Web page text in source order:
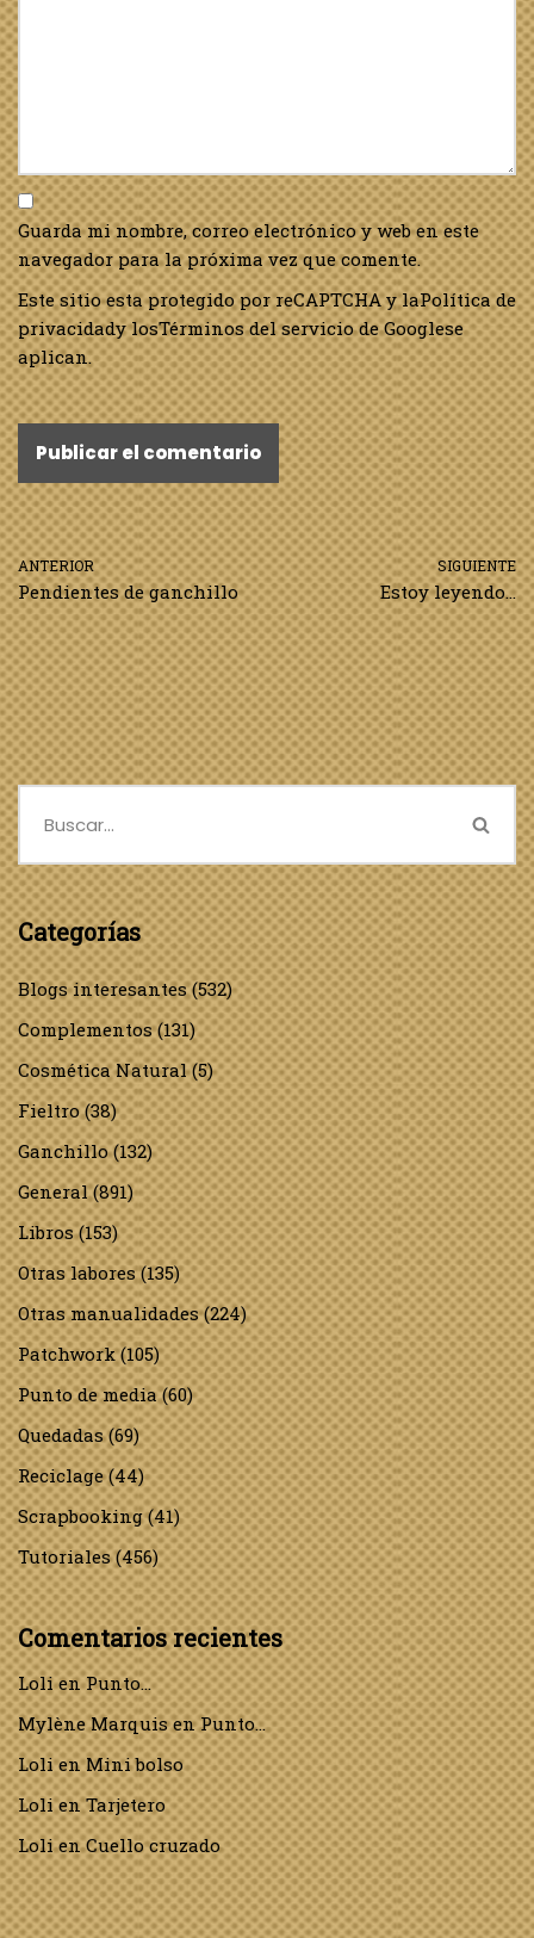
Guarda mi nombre, correo electrónico y web en este
navegador para la próxima vez que comente.
Este sitio esta protegido por reCAPTCHA y laPolítica de
privacidady losTérminos del servicio de Googlese
aplican.
ANTERIOR
Pendientes de ganchillo
SIGUIENTE
Estoy leyendo…
Categorías
Blogs interesantes(532)
Complementos(131)
Cosmética Natural(5)
Fieltro(38)
Ganchillo(132)
General(891)
Libros(153)
Otras labores(135)
Otras manualidades(224)
Patchwork(105)
Punto de media(60)
Quedadas(69)
Reciclage(44)
Scrapbooking(41)
Tutoriales(456)
Comentarios recientes
LolienPunto…
Mylène MarquisenPunto…
LolienMini bolso
LolienTarjetero
LolienCuello cruzado